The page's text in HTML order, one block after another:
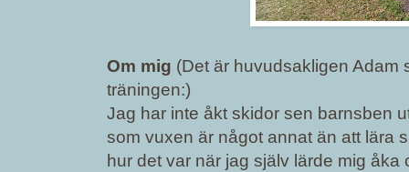
Om mig (Det är huvudsakligen Adam
träningen:)
Jag har inte åkt skidor sen barnsben
som vuxen är något annat än att lära
hur det var när jag själv lärde mig